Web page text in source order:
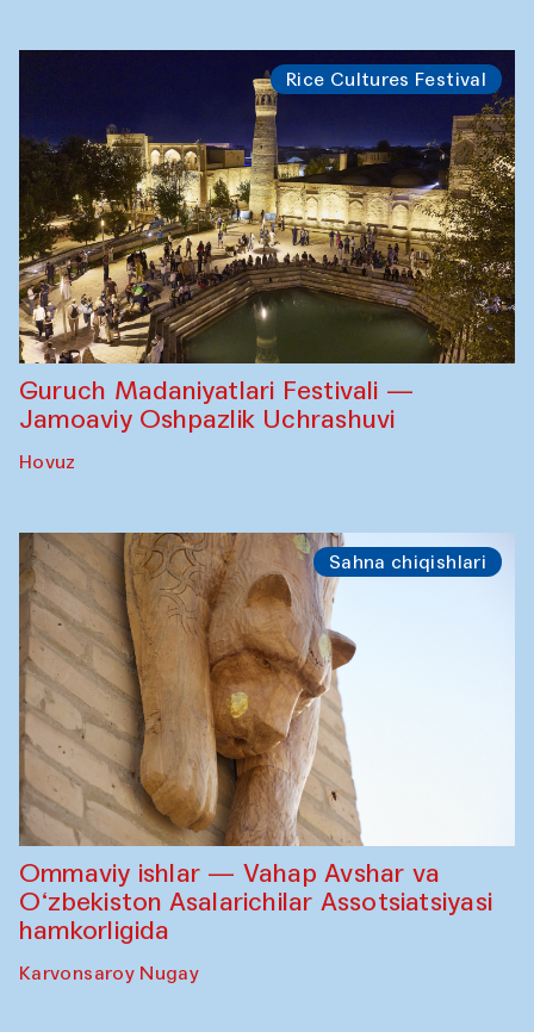
Rice Cultures Festival
Guruch Madaniyatlari Festivali —
Jamoaviy Oshpazlik Uchrashuvi
Hovuz
Sahna chiqishlari
Ommaviy ishlar — Vahap Avshar va
O‘zbekiston Asalarichilar Assotsiatsiyasi
hamkorligida
Karvonsaroy Nugay